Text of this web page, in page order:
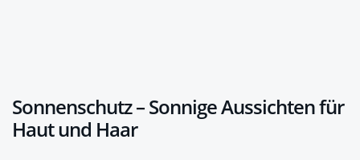
Sonnenschutz – Sonnige Aussichten für
Haut und Haar